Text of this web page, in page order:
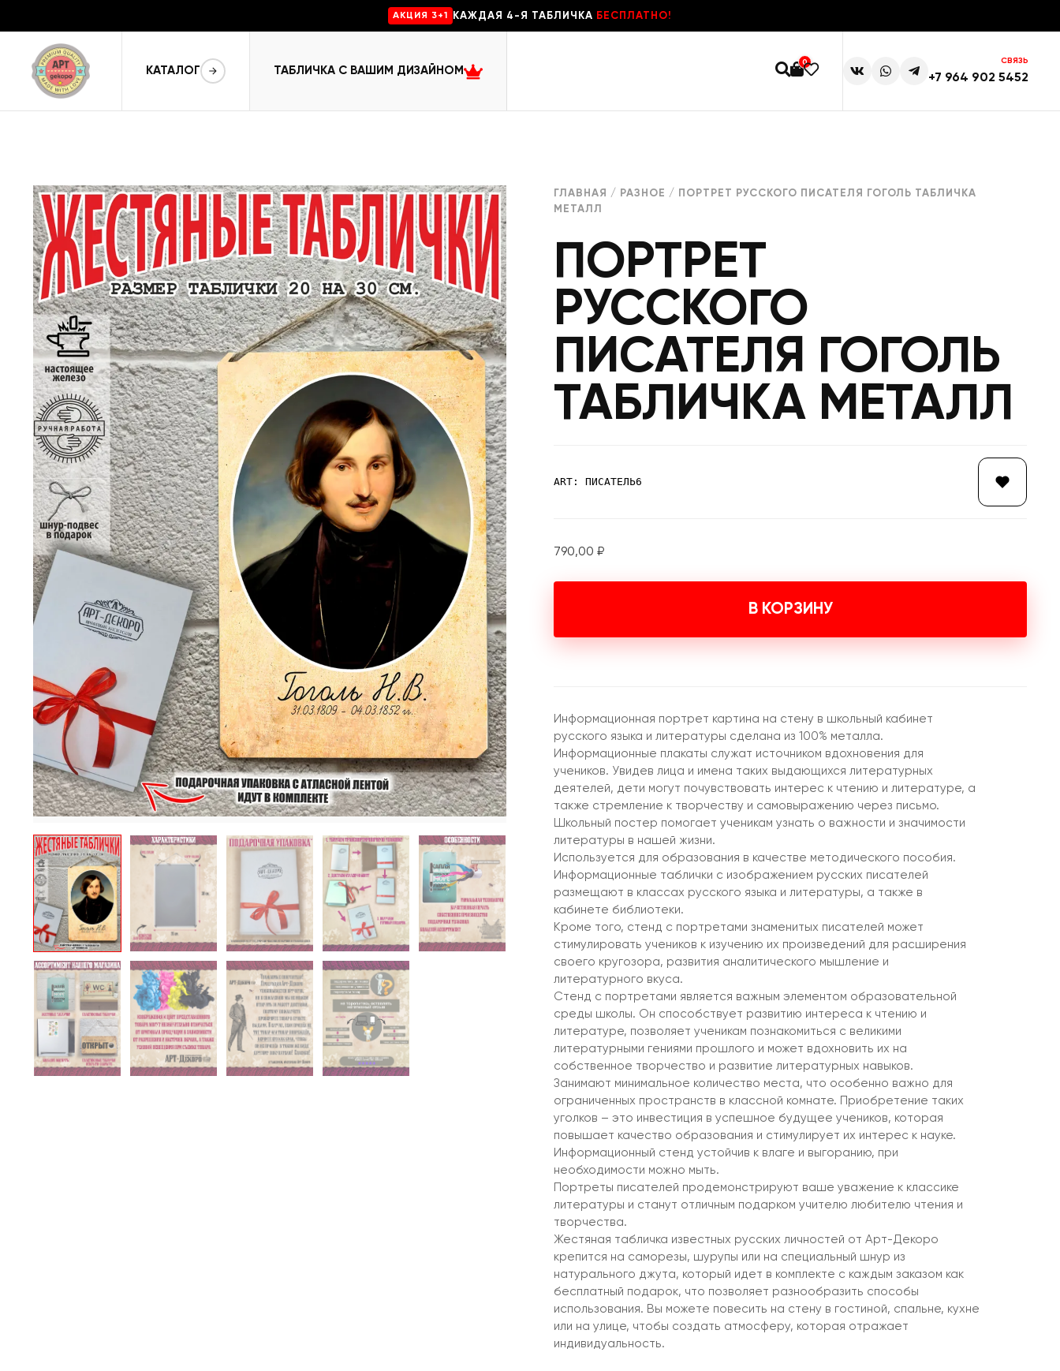
AKЦИЯ 3+1 КАЖДАЯ 4-Я ТАБЛИЧКА БЕСПЛАТНО!
КАТАЛОГ ТАБЛИЧКА С ВАШИМ ДИЗАЙНОМ
0 СВЯЗЬ
+7 964 902 5452
ГЛАВНАЯ / РАЗНОЕ / ПОРТРЕТ РУССКОГО ПИСАТЕЛЯ ГОГОЛЬ ТАБЛИЧКА
МЕТАЛЛ
ПОРТРЕТ
РУССКОГО
ПИСАТЕЛЯ ГОГОЛЬ
ТАБЛИЧКА МЕТАЛЛ
ART: ПИСАТЕЛЬ6
790,00 ₽
В КОРЗИНУ
Информационная портрет картина на стену в школьный кабинет
русского языка и литературы сделана из 100% металла.
Информационные плакаты служат источником вдохновения для
учеников. Увидев лица и имена таких выдающихся литературных
деятелей, дети могут почувствовать интерес к чтению и литературе, а
также стремление к творчеству и самовыражению через письмо.
Школьный постер помогает ученикам узнать о важности и значимости
литературы в нашей жизни.
Используется для образования в качестве методического пособия.
Информационные таблички с изображением русских писателей
размещают в классах русского языка и литературы, а также в
кабинете библиотеки.
Кроме того, стенд с портретами знаменитых писателей может
стимулировать учеников к изучению их произведений для расширения
своего кругозора, развития аналитического мышление и
литературного вкуса.
Стенд с портретами является важным элементом образовательной
среды школы. Он способствует развитию интереса к чтению и
литературе, позволяет ученикам познакомиться с великими
литературными гениями прошлого и может вдохновить их на
собственное творчество и развитие литературных навыков.
Занимают минимальное количество места, что особенно важно для
ограниченных пространств в классной комнате. Приобретение таких
уголков – это инвестиция в успешное будущее учеников, которая
повышает качество образования и стимулирует их интерес к науке.
Информационный стенд устойчив к влаге и выгоранию, при
необходимости можно мыть.
Портреты писателей продемонстрируют ваше уважение к классике
литературы и станут отличным подарком учителю любителю чтения и
творчества.
Жестяная табличка известных русских личностей от Арт-Декоро
крепится на саморезы, шурупы или на специальный шнур из
натурального джута, который идет в комплекте с каждым заказом как
бесплатный подарок, что позволяет разнообразить способы
использования. Вы можете повесить на стену в гостиной, спальне, кухне
или на улице, чтобы создать атмосферу, которая отражает
индивидуальность.